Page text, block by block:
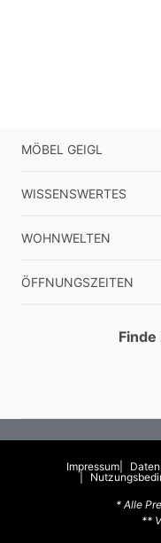
MÖBEL GEIGL
WISSENSWERTES
WOHNWELTEN
ÖFFNUNGSZEITEN
Impressum
* Alle
**